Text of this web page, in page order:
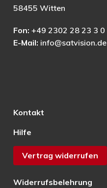
58455 Witten
Fon: +49 2302 28 23 3 0
E-Mail: info@satvision.de
Kontakt
Hilfe
Vertrag widerrufen
Widerrufsbelehrung